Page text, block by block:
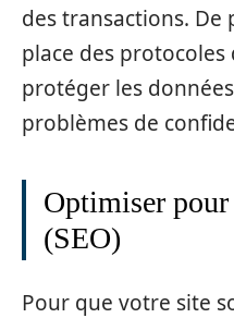
des transactions. De
place des
protéger les
problèmes de
Optimiser pour
(SEO)
Pour que votre site